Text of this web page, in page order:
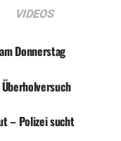
VIDEOS
Donnerstag
– Polizei sucht